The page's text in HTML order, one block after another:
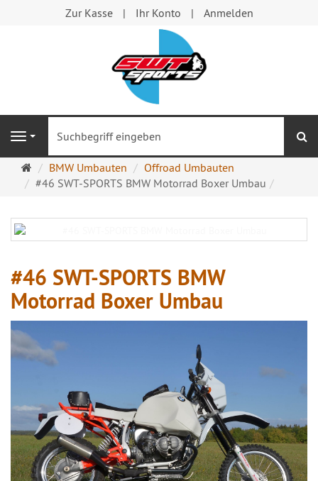
Zur Kasse Ihr Konto Anmelden
Navigation
Startseite
BMW Umbauten
Offroad Umbauten
#46 SWT-SPORTS BMW Motorrad Boxer Umbau
#46 SWT-SPORTS BMW
Motorrad Boxer Umbau